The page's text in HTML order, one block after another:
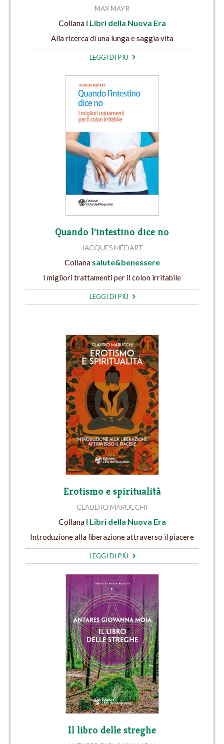
MAX MAYR
Collana I Libri della Nuova Era
Alla ricerca di una lunga e saggia vita
LEGGI DI PIÙ
Quando l'intestino dice no
JACQUES MÉDART
Collana salute&benessere
I migliori trattamenti per il colon irritabile
LEGGI DI PIÙ
Erotismo e spiritualità
CLAUDIO MARUCCHI
Collana I Libri della Nuova Era
Introduzione alla liberazione attraverso il piacere
LEGGI DI PIÙ
Il libro delle streghe